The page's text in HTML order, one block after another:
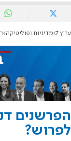
ערוץ 7 מדיניות ופוליטיקה
הפרשנים
לפרוש?